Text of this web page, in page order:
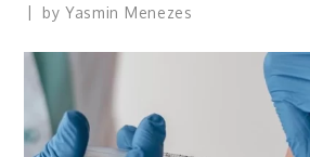
by Yasmin Menezes